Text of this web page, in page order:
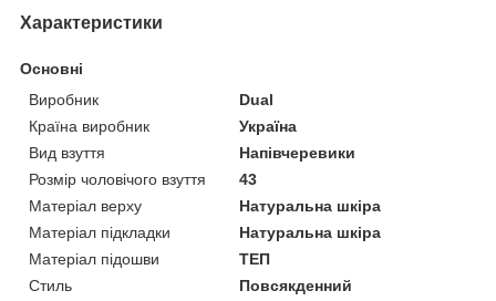
Характеристики
Основні
Виробник
Dual
Країна виробник
Україна
Вид взуття
Напівчеревики
Розмір чоловічого взуття
43
Матеріал верху
Натуральна шкіра
Матеріал підкладки
Натуральна шкіра
Матеріал підошви
ТЕП
Стиль
Повсякденний